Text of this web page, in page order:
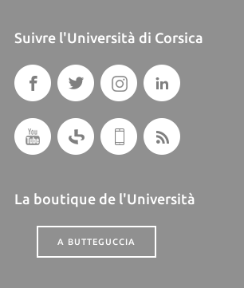
Suivre l'Università di Corsica
La boutique de l'Università
A BUTTEGUCCIA